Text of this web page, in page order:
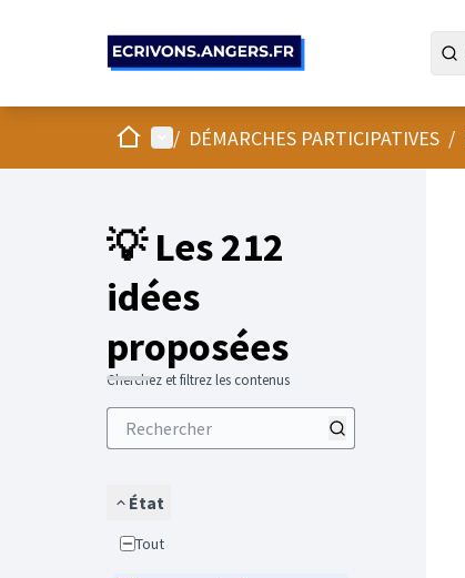
AccueilMenu principal
/ DÉMARCHES PARTICIPATIVES /
💡 Les 212
idées
proposées
Cherchez et filtrez les contenus
État
Tout